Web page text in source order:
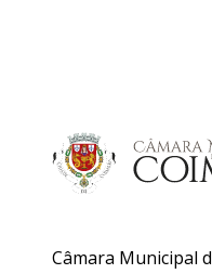
Câmara Municipal